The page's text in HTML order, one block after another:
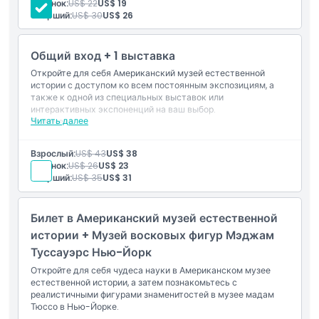
Основные моменты
Включено
Политика в отношении детей и взрослых
Исключения
Часы работы
Вещи, которые нужно знать
Время окончания бронирования
Исследуйте более 40 экспозиций на разные темы
Вход в Центр науки Ричарда Гилдера
Доступ в Роуз Центр Земли и Космоса
разнообразие живой природы и выставки естественной
истории
Ребенок:US$ 22US$ 19
Старший:US$ 30US$ 26
Общий вход + 1 выставка
Откройте для себя Американский музей естественной
истории с доступом ко всем постоянным экспозициям, а
также к одной из специальных выставок или
интерактивных экспоненций на ваш выбор.
Читать далее
Включено
истории
Доступ к постоянным залам и более чем 40 выставкам
Вход в Центр науки Ричарда Гилдера
Доступ к Роуз-центру Земли и Космоса
Доступ к 1 платной специальной выставке или
Выберите из:
Галереи специальных выставок
Теплица бабочек семьи Дэвис
Фильм на гигантском экране
Космическое шоу Планетария Хейдена
Расширенный опыт посещения музея с включением
премиальных аттракционов
Взрослый:US$ 43US$ 38
Ребенок:US$ 26US$ 23
Старший:US$ 35US$ 31
Билет в Американский музей естественной
истории + Музей восковых фигур Мэджам
Туссауэрс Нью-Йорк
Откройте для себя чудеса науки в Американском музее
естественной истории, а затем познакомьтесь с
реалистичными фигурами знаменитостей в музее мадам
Тюссо в Нью-Йорке.